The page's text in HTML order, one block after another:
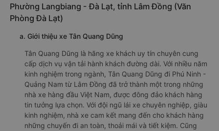
Phường Langbiang - Đà Lạt, tỉnh Lâm Đồng (Văn
Phòng Đà Lạt)
a. Giới thiệu xe Tân Quang Dũng
Tân Quang Dũng là hãng xe khách uy tín chuyên cung
cấp dịch vụ vận tải hành khách đường dài. Với nhiều năm
kinh nghiệm trong ngành, Tân Quang Dũng đi Phú Ninh -
Quảng Nam từ Lâm Đồng đã trở thành một trong những
nhà xe hàng đầu Việt Nam, được đông đảo khách hàng
tin tưởng lựa chọn. Với đội ngũ lái xe chuyên nghiệp, giàu
kinh nghiệm, nhà xe cam kết mang đến cho khách hàng
những chuyến đi an toàn, thoải mái và tiết kiệm. Cũng